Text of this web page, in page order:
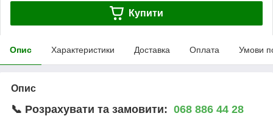
Купити
Опис Характеристики Доставка Оплата Умови
Опис
📞 Розрахувати та замовити: 068 886 44 28